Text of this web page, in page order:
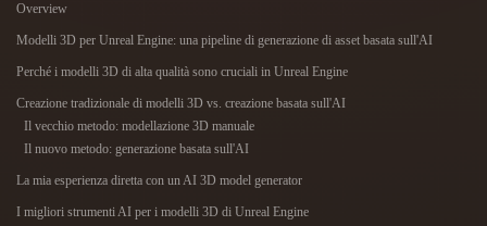
VR/AR
Character
Design
Mechanical
Engineering
Plug-In
Overview
Modelli 3D per Unreal Engine: una pipeline di generazione di asset basata sull'AI
Perché i modelli 3D di alta qualità sono cruciali in Unreal Engine
Creazione tradizionale di modelli 3D vs. creazione basata sull'AI
Il vecchio metodo: modellazione 3D manuale
Il nuovo metodo: generazione basata sull'AI
La mia esperienza diretta con un AI 3D model generator
I migliori strumenti AI per i modelli 3D di Unreal Engine